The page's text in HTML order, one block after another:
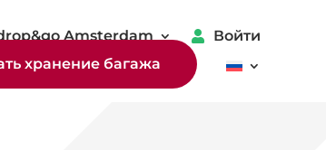
Amsterdam
Войти
хранение багажа